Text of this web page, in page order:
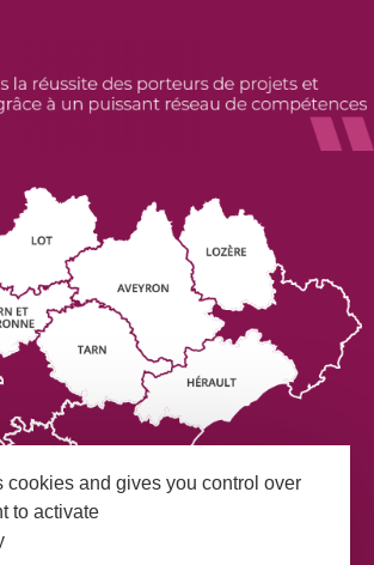
cookies and gives you control over
to activate